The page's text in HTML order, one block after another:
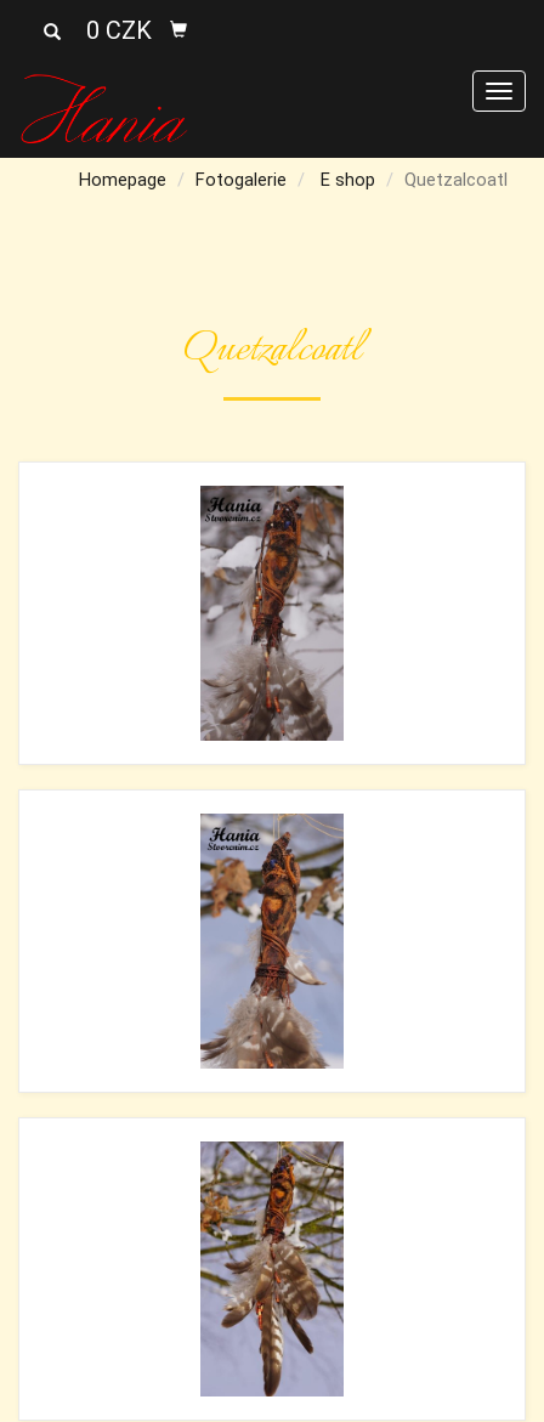
0 CZK
Homepage Fotogalerie E shop Quetzalcoatl
Quetzalcoatl